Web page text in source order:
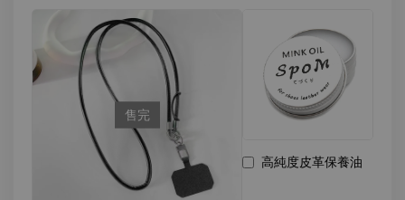
售完
高純度皮革保養油